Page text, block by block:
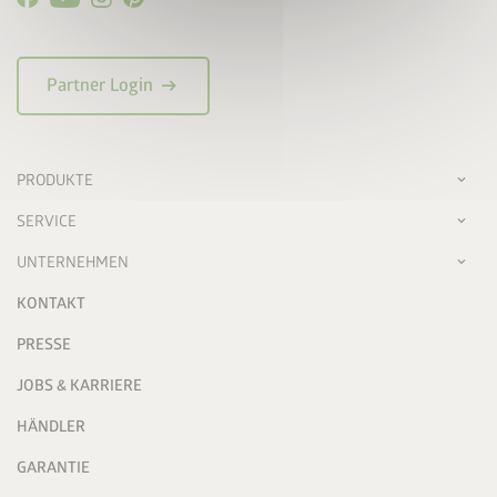
Partner Login arrow_right_alt
PRODUKTE
SERVICE
UNTERNEHMEN
KONTAKT
PRESSE
JOBS & KARRIERE
HÄNDLER
GARANTIE